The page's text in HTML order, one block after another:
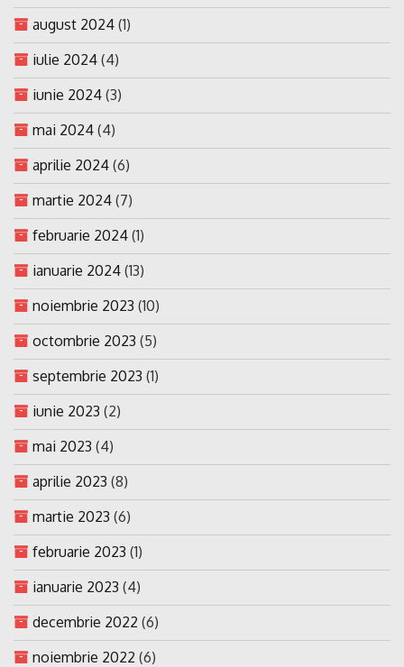
august 2024 (1)
iulie 2024 (4)
iunie 2024 (3)
mai 2024 (4)
aprilie 2024 (6)
martie 2024 (7)
februarie 2024 (1)
ianuarie 2024 (13)
noiembrie 2023 (10)
octombrie 2023 (5)
septembrie 2023 (1)
iunie 2023 (2)
mai 2023 (4)
aprilie 2023 (8)
martie 2023 (6)
februarie 2023 (1)
ianuarie 2023 (4)
decembrie 2022 (6)
noiembrie 2022 (6)